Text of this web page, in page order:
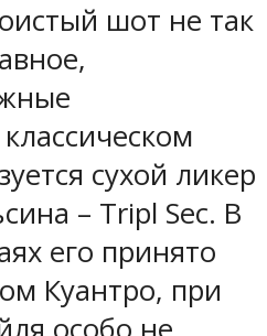
шот не так
сухой ликер
– Tripl Sec. В
его принято
Куантро, при